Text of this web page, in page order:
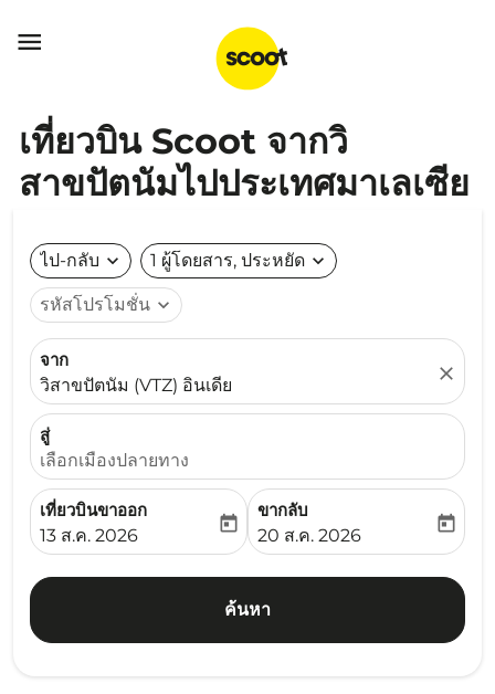

เที่ยวบิน Scoot จากวิ
สาขปัตนัมไปประเทศมาเลเซีย
ไป-กลับ expand_more 1 ผู้โดยสาร, ประหยัด expand_more
รหัสโปรโมชั่น expand_more
จาก
วิสาขปัตนัม (VTZ) อินเดีย
close
สู่
เลือกเมืองปลายทาง
เที่ยวบินขาออก
fc-booking-departure-date-aria-label
13 ส.ค. 2026
today
ขากลับ
fc-booking-return-date-
20 ส.ค. 2026
today
ค้นหา